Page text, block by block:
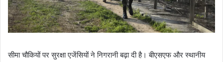
सीमा चौकियों पर सुरक्षा एजेंसियों ने निगरानी बढ़ा दी है। बीएसएफ और स्थानीय